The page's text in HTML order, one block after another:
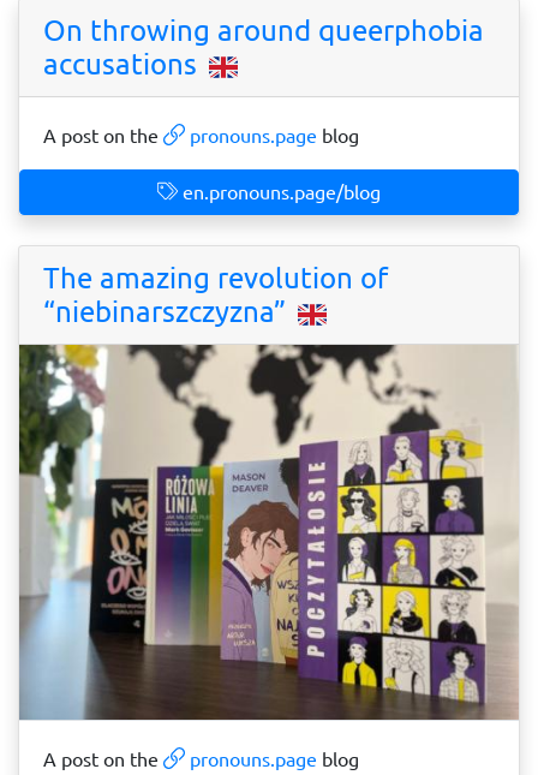
On throwing around queerphobia
accusations
A post on the pronouns.page blog
en.pronouns.page/blog
The amazing revolution of
“niebinarszczyzna”
A post on the pronouns.page blog